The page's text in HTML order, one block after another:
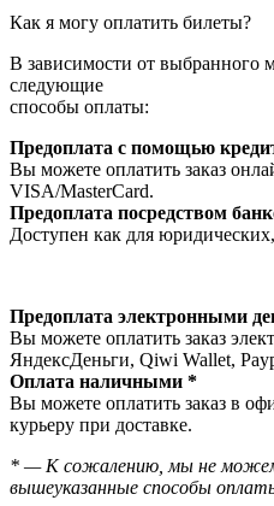
Как я могу оплатить билеты?
В зависимости от выбранного
следующие
способы оплаты:
Предоплата с помощью
Вы можете оплатить заказ
VISA/MasterСard.
Предоплата посредством
Доступен как для
Предоплата электронными
Вы можете оплатить заказ
ЯндексДеньги, Qiwi Wallet,
Оплата наличными *
Вы можете оплатить заказ в
курьеру при доставке.
* — К сожалению, мы не
вышеуказанные способы